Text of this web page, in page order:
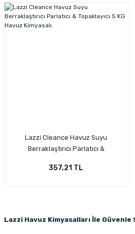
Lazzi Cleance Havuz Suyu
Berraklaştırıcı Parlatıcı &
357,21 TL
Lazzi Havuz Kimyasalları İle Güvenle